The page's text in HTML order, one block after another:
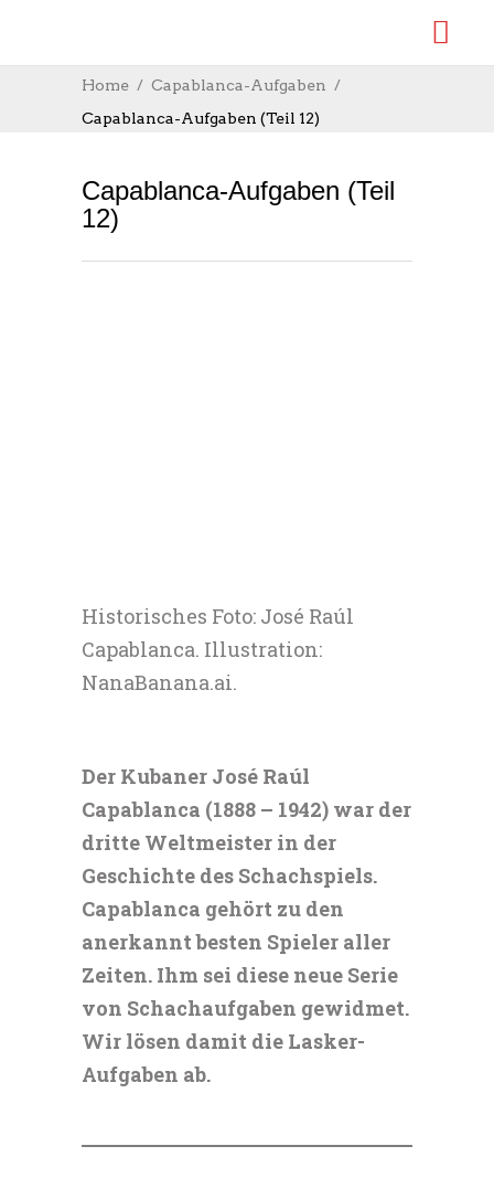
Home
Capablanca-Aufgaben
Capablanca-Aufgaben (Teil 12)
Capablanca-Aufgaben (Teil
12)
Historisches Foto: José Raúl
Capablanca. Illustration:
NanaBanana.ai.
Der Kubaner José Raúl
Capablanca (1888 – 1942) war der
dritte Weltmeister in der
Geschichte des Schachspiels.
Capablanca gehört zu den
anerkannt besten Spieler aller
Zeiten. Ihm sei diese neue Serie
von Schachaufgaben gewidmet.
Wir lösen damit die Lasker-
Aufgaben ab.